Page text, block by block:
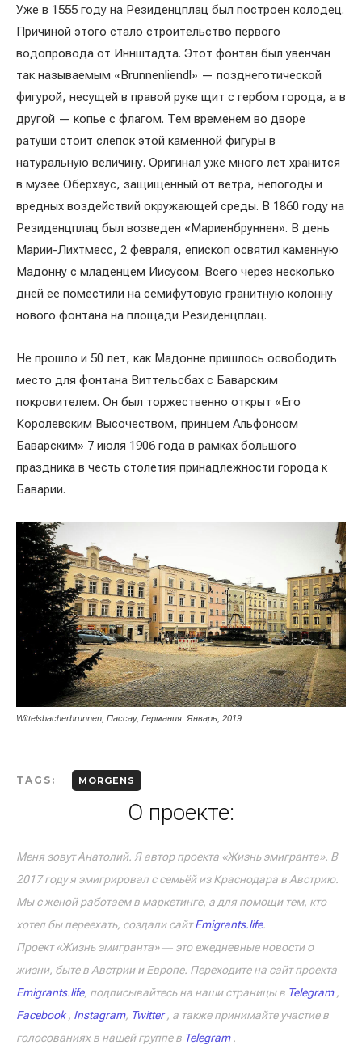
Уже в 1555 году на Резиденцплац был построен колодец.
Причиной этого стало строительство первого
водопровода от Иннштадта. Этот фонтан был увенчан
так называемым «Brunnenliendl» — позднеготической
фигурой, несущей в правой руке щит с гербом города, а в
другой — копье с флагом. Тем временем во дворе
ратуши стоит слепок этой каменной фигуры в
натуральную величину. Оригинал уже много лет хранится
в музее Оберхаус, защищенный от ветра, непогоды и
вредных воздействий окружающей среды. В 1860 году на
Резиденцплац был возведен «Мариенбруннен». В день
Марии-Лихтмесс, 2 февраля, епископ освятил каменную
Мадонну с младенцем Иисусом. Всего через несколько
дней ее поместили на семифутовую гранитную колонну
нового фонтана на площади Резиденцплац.
Не прошло и 50 лет, как Мадонне пришлось освободить
место для фонтана Виттельсбах с Баварским
покровителем. Он был торжественно открыт «Его
Королевским Высочеством, принцем Альфонсом
Баварским» 7 июля 1906 года в рамках большого
праздника в честь столетия принадлежности города к
Баварии.
Wittelsbacherbrunnen, Пассау, Германия. Январь, 2019
TAGS: MORGENS
О проекте:
Меня зовут Анатолий. Я автор проекта «Жизнь эмигранта». В
2017 году я эмигрировал с семьёй из Краснодара в Австрию.
Мы с женой работаем в маркетинге, а для помощи тем, кто
хотел бы переехать, создали сайтEmigrants.life.
Проект «Жизнь эмигранта» ― это ежедневные новости о
жизни, быте в Австрии и Европе. Переходите на сайт проекта
Emigrants.life, подписывайтесь на наши страницы в Telegram,
Facebook, Instagram, Twitter, а также принимайте участие в
голосованиях в нашей группе в Telegram.